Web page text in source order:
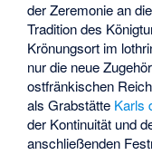
der Zeremonie an
Tradition des
Krönungsort im
nur die neue
ostfränkischen
als Grabstätte Karls
der Kontinuität und
anschließenden